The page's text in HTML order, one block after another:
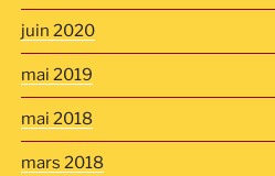
juin 2020
mai 2019
mai 2018
mars 2018